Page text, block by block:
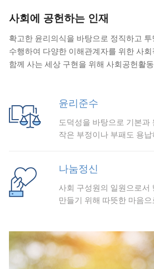
사회에 공헌하는 인재
확고한 윤리의식을 바탕으로 정직하고
수행하여 다양한 이해관계자를 위한 사
함께 사는 세상 구현을 위해 사회공헌활
윤리준수
도덕성을 바탕으로 기본과
작은 부정이나 부패도 용납
나눔정신
사회 구성원의 일원으로서
만들기 위해 따뜻한 마음으